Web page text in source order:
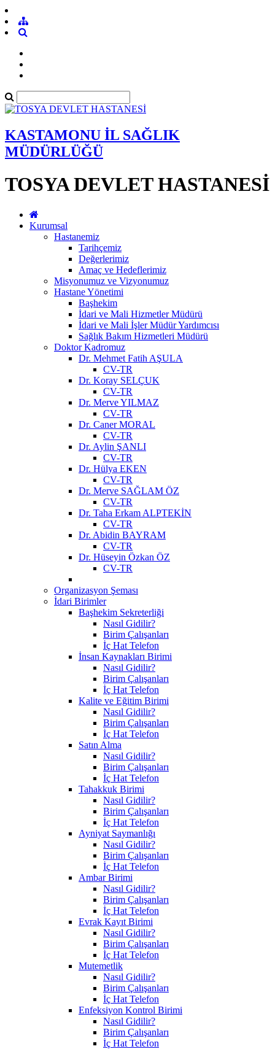
KASTAMONU İL SAĞLIK
MÜDÜRLÜĞÜ
TOSYA DEVLET HASTANESİ
Kurumsal
Hastanemiz
Tarihçemiz
Değerlerimiz
Amaç ve Hedeflerimiz
Misyonumuz ve Vizyonumuz
Hastane Yönetimi
Başhekim
İdari ve Mali Hizmetler Müdürü
İdari ve Mali İşler Müdür Yardımcısı
Sağlık Bakım Hizmetleri Müdürü
Doktor Kadromuz
Dr. Mehmet Fatih AŞULA
CV-TR
Dr. Koray SELÇUK
CV-TR
Dr. Merve YILMAZ
CV-TR
Dr. Caner MORAL
CV-TR
Dr. Aylin ŞANLI
CV-TR
Dr. Hülya EKEN
CV-TR
Dr. Merve SAĞLAM ÖZ
CV-TR
Dr. Taha Erkam ALPTEKİN
CV-TR
Dr. Abidin BAYRAM
CV-TR
Dr. Hüseyin Özkan ÖZ
CV-TR
Organizasyon Şeması
İdari Birimler
Başhekim Sekreterliği
Nasıl Gidilir?
Birim Çalışanları
İç Hat Telefon
İnsan Kaynakları Birimi
Nasıl Gidilir?
Birim Çalışanları
İç Hat Telefon
Kalite ve Eğitim Birimi
Nasıl Gidilir?
Birim Çalışanları
İç Hat Telefon
Satın Alma
Nasıl Gidilir?
Birim Çalışanları
İç Hat Telefon
Tahakkuk Birimi
Nasıl Gidilir?
Birim Çalışanları
İç Hat Telefon
Ayniyat Saymanlığı
Nasıl Gidilir?
Birim Çalışanları
İç Hat Telefon
Ambar Birimi
Nasıl Gidilir?
Birim Çalışanları
İç Hat Telefon
Evrak Kayıt Birimi
Nasıl Gidilir?
Birim Çalışanları
İç Hat Telefon
Mutemetlik
Nasıl Gidilir?
Birim Çalışanları
İç Hat Telefon
Enfeksiyon Kontrol Birimi
Nasıl Gidilir?
Birim Çalışanları
İç Hat Telefon